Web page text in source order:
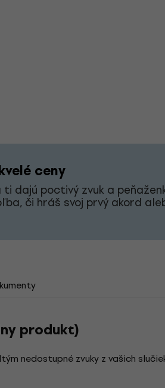
ceny
dajú poctivý zvuk a
či hráš svoj prvý akord
produkt)
nedostupné zvuky z vašich